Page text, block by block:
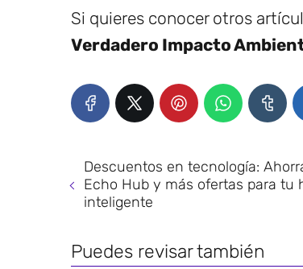
Si quieres conocer otros
Verdadero Impacto
Descuentos en tecnología:
Echo Hub y más ofertas para tu
inteligente
Puedes revisar también